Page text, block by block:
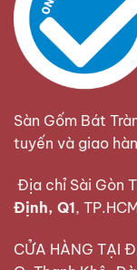
Sàn Gốm Bát
tuyến và giao
Địa chỉ Sài Gòn
Định, Q1,
CỬA HÀNG TẠI